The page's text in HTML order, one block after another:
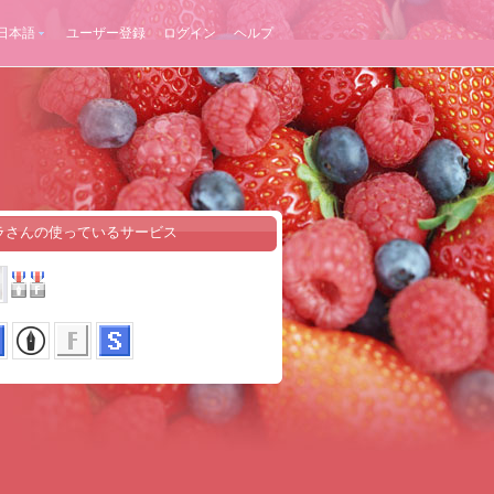
本語 ユーザー登録 ログイン ヘルプ
さんの使っているサービス